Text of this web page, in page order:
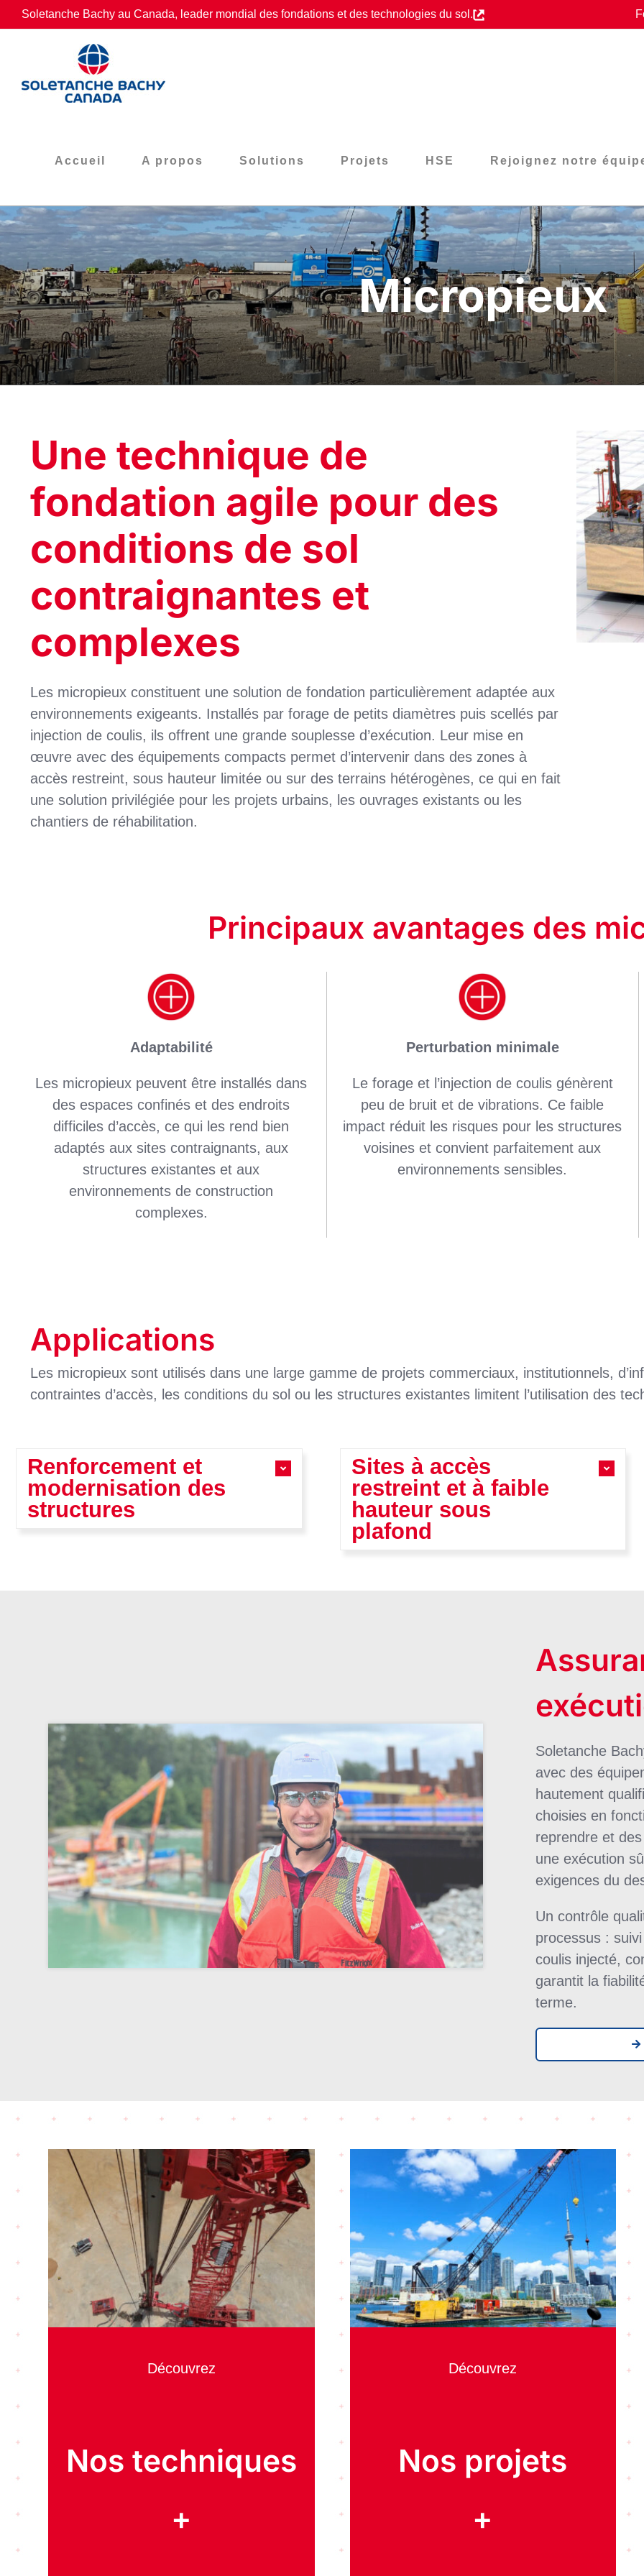
Passer
au
Soletanche Bachy au Canada, leader mondial des fondations et des technologies du sol.
Accueil A propos Solutions Projets HSE Rejoignez notre
Micropieux
Une technique de
fondation agile pour des
conditions de sol
contraignantes et
complexes
Les micropieux constituent une solution de fondation particulièrement adaptée aux
environnements exigeants. Installés par forage de petits diamètres puis scellés par
injection de coulis, ils offrent une grande souplesse d’exécution. Leur mise en
œuvre avec des équipements compacts permet d’intervenir dans des zones à
accès restreint, sous hauteur limitée ou sur des terrains hétérogènes, ce qui en fait
une solution privilégiée pour les projets urbains, les ouvrages existants ou les
chantiers de réhabilitation.
Principaux avantages des
Adaptabilité
Les micropieux peuvent être installés dans
des espaces confinés et des endroits
difficiles d’accès, ce qui les rend bien
adaptés aux sites contraignants, aux
structures existantes et aux
environnements de construction
complexes.
Perturbation minimale
Le forage et l’injection de coulis génèrent
peu de bruit et de vibrations. Ce faible
impact réduit les risques pour les structures
voisines et convient parfaitement aux
environnements sensibles.
Applications
Les micropieux sont utilisés dans une large gamme de projets commerciaux, institutionnels,
contraintes d’accès, les conditions du sol ou les structures existantes limitent l’utilisation des
Renforcement et
modernisation des
structures
Sites à accès
restreint et à faible
hauteur sous
plafond
Soletanche
avec des
hautement
choisies en
reprendre et
une exécution
exigences du
Un contrôle
processus :
coulis injecté,
garantit la
terme.
Découvrez
Nos techniques
+
Découvrez
Nos projets
+